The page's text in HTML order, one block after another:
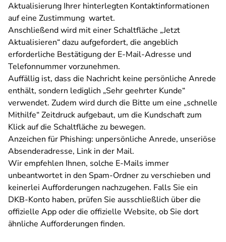
Aktualisierung Ihrer hinterlegten Kontaktinformationen
auf eine Zustimmung wartet.
Anschließend wird mit einer Schaltfläche „Jetzt
Aktualisieren“ dazu aufgefordert, die angeblich
erforderliche Bestätigung der E-Mail-Adresse und
Telefonnummer vorzunehmen.
Auffällig ist, dass die Nachricht keine persönliche Anrede
enthält, sondern lediglich „Sehr geehrter Kunde“
verwendet. Zudem wird durch die Bitte um eine „schnelle
Mithilfe“ Zeitdruck aufgebaut, um die Kundschaft zum
Klick auf die Schaltfläche zu bewegen.
Anzeichen für Phishing: unpersönliche Anrede, unseriöse
Absenderadresse, Link in der Mail.
Wir empfehlen Ihnen, solche E-Mails immer
unbeantwortet in den Spam-Ordner zu verschieben und
keinerlei Aufforderungen nachzugehen. Falls Sie ein
DKB-Konto haben, prüfen Sie ausschließlich über die
offizielle App oder die offizielle Website, ob Sie dort
ähnliche Aufforderungen finden.